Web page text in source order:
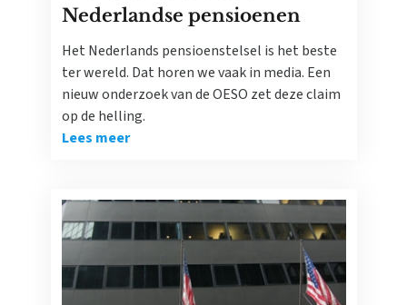
Nederlandse pensioenen
Het Nederlands pensioenstelsel is het beste
ter wereld. Dat horen we vaak in media. Een
nieuw onderzoek van de OESO zet deze claim
op de helling.
Lees meer